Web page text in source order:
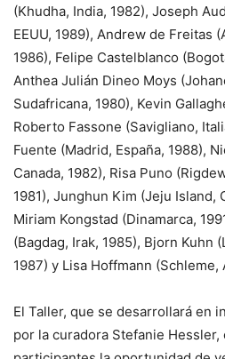
(Khudha, India, 1982), Joseph
EEUU, 1989), Andrew de Freitas
1986), Felipe Castelblanco
Anthea Julián Dineo Moys
Sudafricana, 1980), Kevin
Roberto Fassone (Savigliano,
Fuente (Madrid, España, 1988),
Canada, 1982), Risa Puno
1981), Junghun Kim (Jeju Island,
Miriam Kongstad (Dinamarca,
(Bagdag, Irak, 1985), Bjorn Kuhn
1987) y Lisa Hoffmann (Schleme,
El Taller, que se desarrollará en
por la curadora Stefanie Hessler,